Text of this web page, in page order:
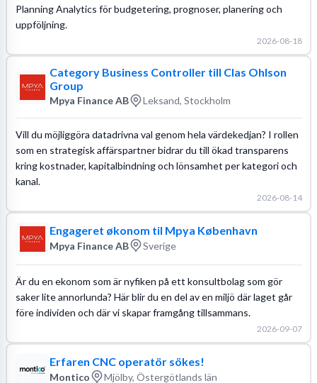
Planning Analytics för budgetering, prognoser, planering och
uppföljning.
2026-08-18
Category Business Controller till Clas Ohlson
Group
Mpya Finance AB Leksand, Stockholm
Vill du möjliggöra datadrivna val genom hela värdekedjan? I rollen
som en strategisk affärspartner bidrar du till ökad transparens
kring kostnader, kapitalbindning och lönsamhet per kategori och
kanal.
2026-08-14
Engageret økonom til Mpya København
Mpya Finance AB Sverige
Är du en ekonom som är nyfiken på ett konsultbolag som gör
saker lite annorlunda? Här blir du en del av en miljö där laget går
före individen och där vi skapar framgång tillsammans.
2026-09-07
Erfaren CNC operatör sökes!
Montico Mjölby, Östergötlands län